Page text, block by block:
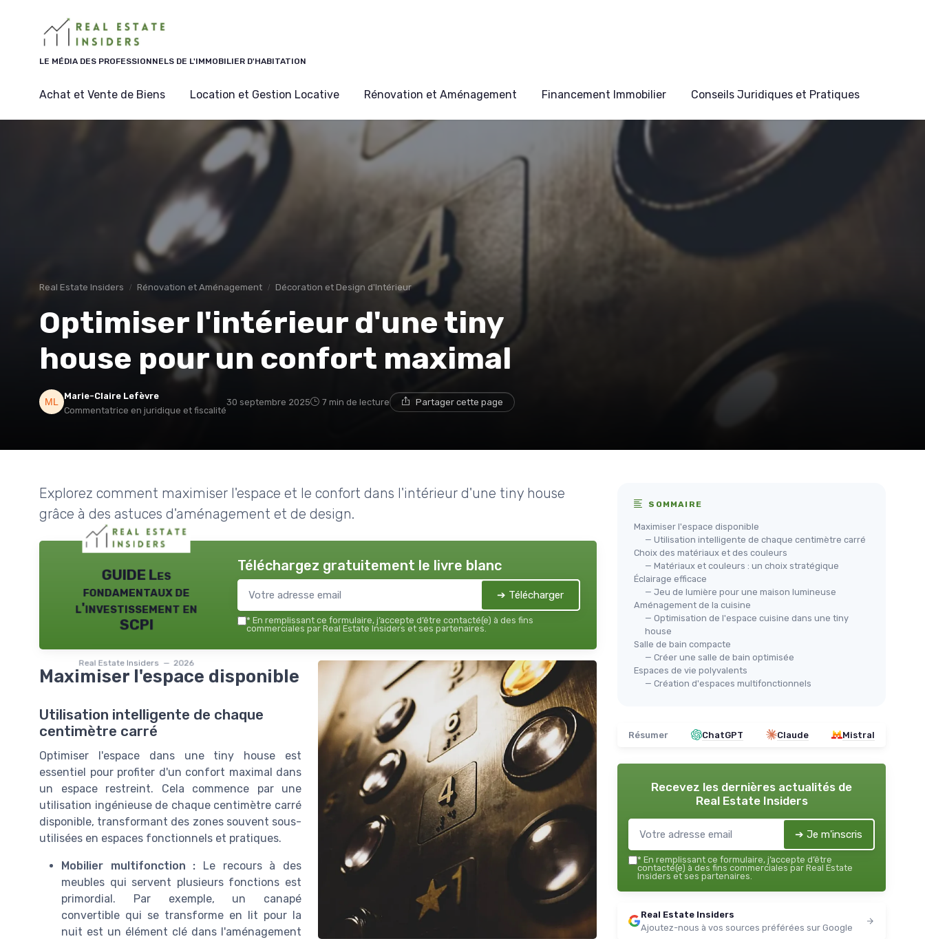
LE MÉDIA DES PROFESSIONNELS DE L'IMMOBILIER D'HABITATION
Achat et Vente de Biens Location et Gestion Locative Rénovation et Aménagement Financement Immobilier Conseils Juridiques et Pratiques
Real Estate Insiders Rénovation et Aménagement Décoration et Design d'Intérieur
Optimiser l'intérieur d'une tiny
house pour un confort maximal
Marie-Claire Lefèvre
Commentatrice en juridique et fiscalité
30 septembre 2025 7 min de lecture Partager cette page
Explorez comment maximiser l'espace et le confort dans l'intérieur d'une tiny house
grâce à des astuces d'aménagement et de design.
GUIDE Les
fondamentaux de
l'investissement en
SCPI
Real Estate Insiders — 2026
Téléchargez gratuitement le livre blanc
➔ Télécharger
* En remplissant ce formulaire, j’accepte d’être contacté(e) à des fins
commerciales par Real Estate Insiders et ses partenaires.
Maximiser l'espace disponible
Utilisation intelligente de chaque
centimètre carré
Optimiser l'espace dans une tiny house est
essentiel pour profiter d'un confort maximal dans
un espace restreint. Cela commence par une
utilisation ingénieuse de chaque centimètre carré
disponible, transformant des zones souvent sous-
utilisées en espaces fonctionnels et pratiques.
Mobilier multifonction : Le recours à des
meubles qui servent plusieurs fonctions est
primordial. Par exemple, un canapé
convertible qui se transforme en lit pour la
nuit est un élément clé dans l'aménagement
SOMMAIRE
Maximiser l'espace disponible
— Utilisation intelligente de chaque centimètre carré
Choix des matériaux et des couleurs
— Matériaux et couleurs : un choix stratégique
Éclairage efficace
— Jeu de lumière pour une maison lumineuse
Aménagement de la cuisine
— Optimisation de l'espace cuisine dans une tiny
house
Salle de bain compacte
— Créer une salle de bain optimisée
Espaces de vie polyvalents
— Création d'espaces multifonctionnels
Résumer ChatGPT Claude Mistral
Recevez les dernières actualités de
Real Estate Insiders
➔ Je m'inscris
* En remplissant ce formulaire, j’accepte d’être
contacté(e) à des fins commerciales par Real Estate
Insiders et ses partenaires.
Real Estate Insiders
Ajoutez-nous à vos sources préférées sur Google